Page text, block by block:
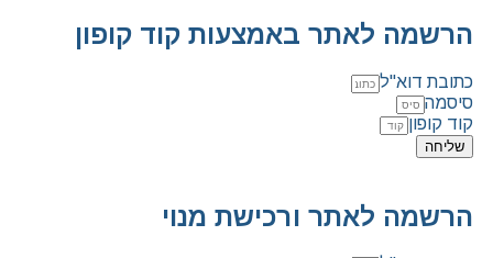
הרשמה לאתר באמצעות קוד קופון
כתובת דוא"ל
סיסמה
קוד קופון
שליחה
הרשמה לאתר ורכישת מנוי